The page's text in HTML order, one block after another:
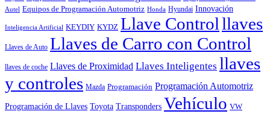
Autel Equipos de Programación Automotriz Honda Hyundai Innovación
Inteligencia Artificial KEYDIY KYDZ Llave Controlllaves
Llaves de Auto Llaves de Carro con Control
llaves de coche Llaves de Proximidad Llaves Inteligentes llaves
y controles Mazda Programación Programación Automotriz
Programación de Llaves Toyota Transponders Vehículo VW